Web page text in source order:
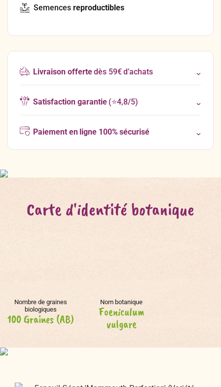
Semences reproductibles
Livraison offertedès 59€ d’achats
Satisfaction garantie(⭐4,8/5)
Paiement en ligne 100% sécurisé
Carte d'identité botanique
Nombre de graines
biologiques
100 Graines (AB)
Nom botanique
Foeniculum
vulgare